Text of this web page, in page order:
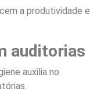
a produtividade e
auditorias
auxilia no